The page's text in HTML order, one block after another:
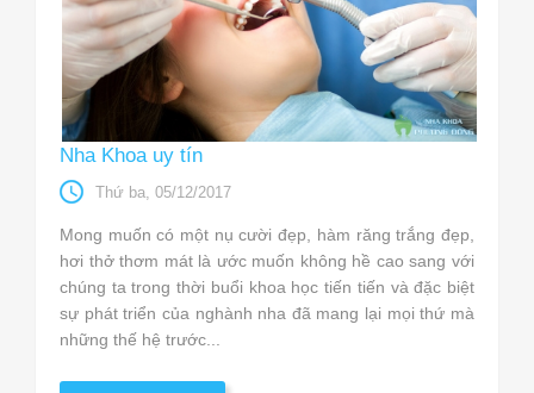
Nha Khoa uy tín
Thứ ba, 05/12/2017
Mong muốn có một nụ cười đẹp, hàm răng trắng đẹp,
hơi thở thơm mát là ước muốn không hề cao sang với
chúng ta trong thời buổi khoa học tiến tiến và đặc biệt
sự phát triển của nghành nha đã mang lại mọi thứ mà
những thế hệ trước...